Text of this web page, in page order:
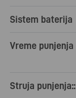
Sistem baterija
Vreme punjenja
Struja punjenja::